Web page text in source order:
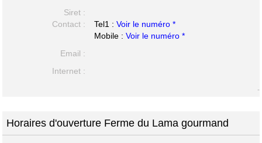
Siret :
Contact :
Tel1 :Voir le numéro *
Mobile :Voir le numéro *
Email :
Internet :
-
Horaires d'ouverture Ferme du Lama gourmand